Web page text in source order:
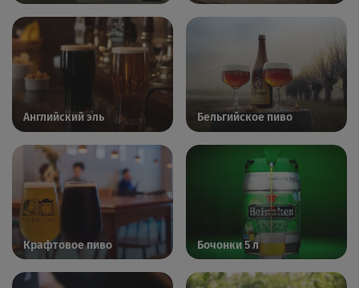
Английский эль Бельгийское пиво
Крафтовое пиво Бочонки 5 л